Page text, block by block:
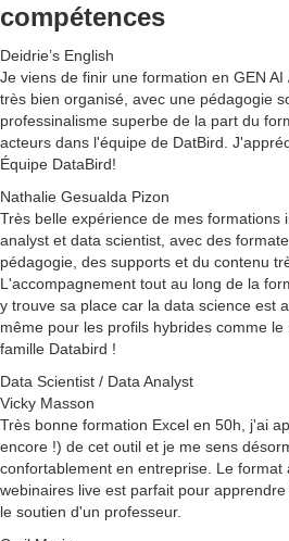
compétences
Deidrie’s English
Je viens de finir une formation en GEN
très bien organisé, avec une pédagogie
professinalisme superbe de la part du
acteurs dans l'équipe de DatBird.
Équipe DataBird!
Nathalie Gesualda Pizon
Très belle expérience de mes formations
analyst et data scientist, avec des
pédagogie, des supports et du contenu
L'accompagnement tout au long de la
y trouve sa place car la data science est
même pour les profils hybrides comme
famille Databird !
Data Scientist / Data Analyst
Vicky Masson
Très bonne formation Excel en 50h, j'ai
encore !) de cet outil et je me sens
confortablement en entreprise. Le format
webinaires live est parfait pour
le soutien d'un professeur.